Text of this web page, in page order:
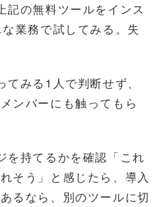
記の無料ツールをインス
業務で試してみる。失
みる1人で判断せず、
ンバーにも触ってもら
を持てるかを確認「これ
そう」と感じたら、導入
るなら、別のツールに切